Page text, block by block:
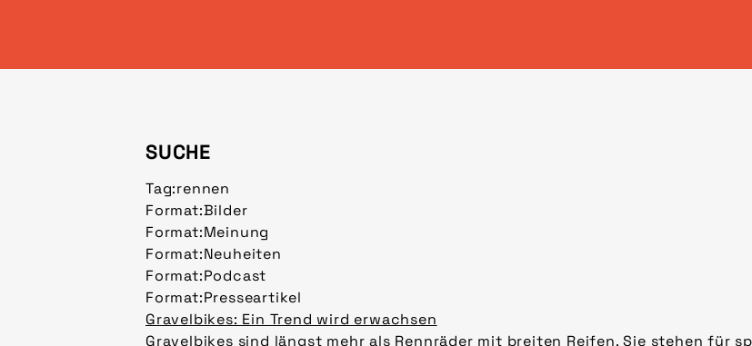
SUCHE
Tag:rennen
Format:Bilder
Format:Meinung
Format:Neuheiten
Format:Podcast
Format:Presseartikel
Gravelbikes: Ein Trend wird erwachsen
Gravelbikes sind längst mehr als Rennräder mit breiten Reifen. Sie stehen für